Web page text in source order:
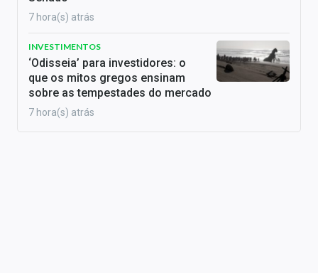
7 hora(s) atrás
INVESTIMENTOS
‘Odisseia’ para investidores: o
que os mitos gregos ensinam
sobre as tempestades do mercado
7 hora(s) atrás